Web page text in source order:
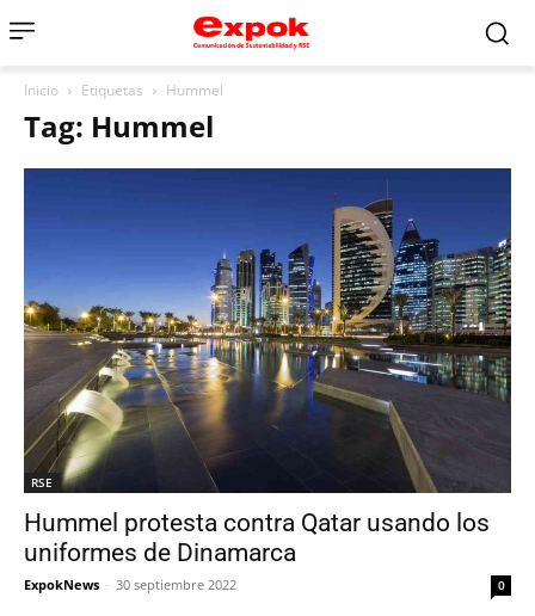
Inicio Etiquetas Hummel
Tag: Hummel
RSE
Hummel protesta contra Qatar usando los
uniformes de Dinamarca
ExpokNews - 30 septiembre 2022 0